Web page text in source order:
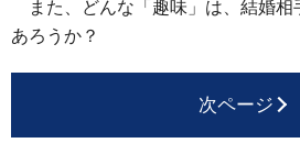
また、どんな「趣味」は、結婚
あろうか？
次ページ